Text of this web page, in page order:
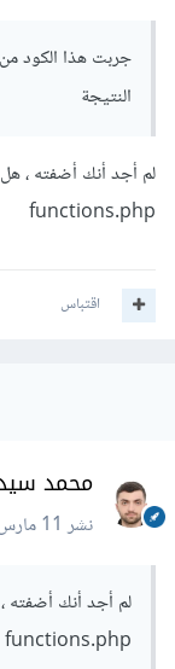
جربت هذا الكود
النتيجة
لم أجد أنك أضفته ،
functions.php
اقتباس
محمد سيد
نشر11 مارس 2022
لم أجد أنك
functions.php